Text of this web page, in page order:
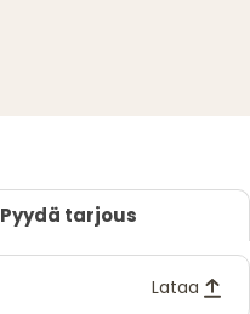
Pyydä tarjous
Lataa